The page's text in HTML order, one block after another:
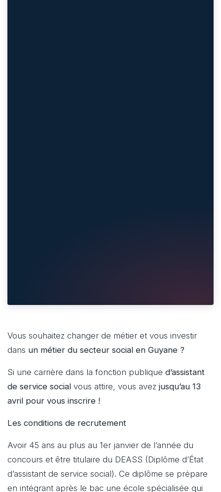
Vous souhaitez changer de métier et vous investir
dans un métier du secteur social en Guyane ?
Si une carrière dans la fonction publique d’assistant
de service social vous attire, vous avez jusqu’au 13
avril pour vous inscrire !
Les conditions de recrutement
Avoir 45 ans au plus au 1er janvier de l’année du
concours et être titulaire du DEASS (Diplôme d’État
d’assistant de service social). Ce diplôme se prépare
en intégrant après le bac une école spécialisée qui